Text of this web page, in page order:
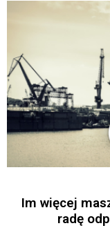
Im więcej
radę